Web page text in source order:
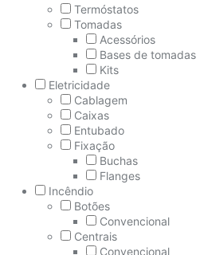
Termóstatos
Tomadas
Acessórios
Bases de tomadas
Kits
Eletricidade
Cablagem
Caixas
Entubado
Fixação
Buchas
Flanges
Incêndio
Botões
Convencional
Centrais
Convencional